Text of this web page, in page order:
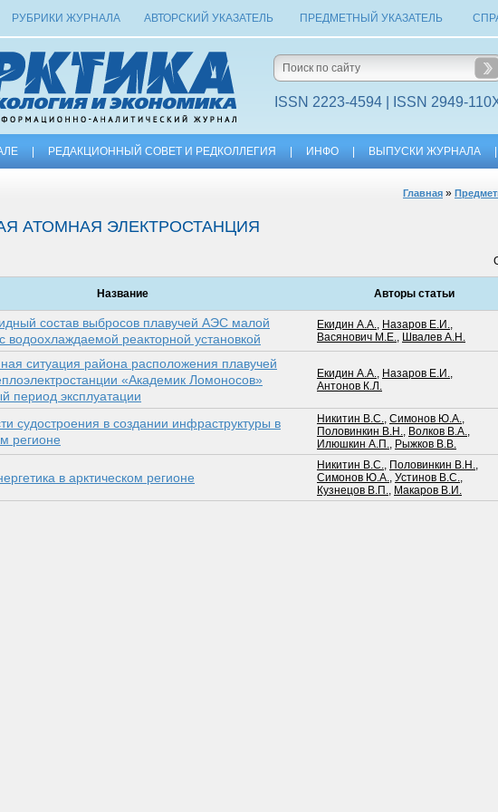
РУБРИКИ ЖУРНАЛА АВТОРСКИЙ УКАЗАТЕЛЬ ПРЕДМЕТНЫЙ УКАЗАТЕЛЬ
ISSN 2223-4594 | ISSN 2949-
РЕДАКЦИОННЫЙ СОВЕТ И РЕДКОЛЛЕГИЯ ИНФО ВЫПУСКИ ЖУРНАЛА
Главная »
АТОМНАЯ ЭЛЕКТРОСТАНЦИЯ
Название Авторы статьи
состав выбросов плавучей АЭС малой
водоохлаждаемой реакторной установкой
Екидин А.А., Назаров Е.И.,
Васянович М.Е., Швалев А.Н.
ситуация района расположения плавучей
«Академик Ломоносов»
период эксплуатации
Екидин А.А., Назаров Е.И.,
Антонов К.Л.
судостроения в создании инфраструктуры в
регионе
Никитин В.С., Симонов Ю.А.,
Половинкин В.Н., Волков В.А.,
Илюшкин А.П., Рыжков В.В.
в арктическом регионе
Никитин В.С., Половинкин В.Н.,
Симонов Ю.А., Устинов В.С.,
Кузнецов В.П., Макаров В.И.